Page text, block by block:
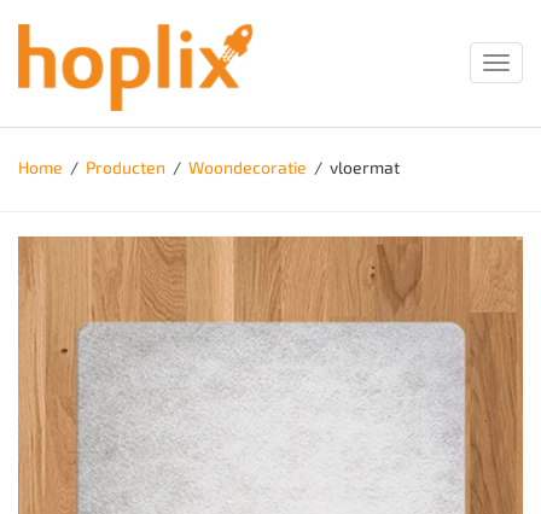
Home / Producten / Woondecoratie / vloermat